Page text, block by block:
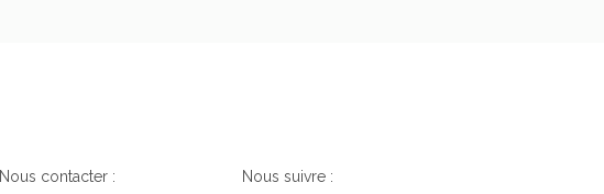
Nous contacter :
Nous suivre :